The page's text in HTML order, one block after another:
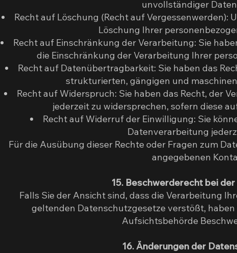
unvollständiger
Recht auf Löschung (Recht auf Vergessenwerden):
Löschung Ihrer
Recht auf Einschränkung der Verarbeitung: Sie
die Einschränkung der Verarbeitung Ihrer
Recht auf Datenübertragbarkeit: Sie haben das
strukturierten, gängigen und
Recht auf Widerspruch: Sie haben das Recht, der
jederzeit zu widersprechen, sofern diese
Recht auf Widerruf der Einwilligung: Sie
Datenverarbeitung
Für die Ausübung dieser Rechte oder Fragen zum
angegebenen
15. Beschwerderecht bei
Falls Sie der Ansicht sind, dass die Verarbeitung
geltenden Datenschutzgesetze verstößt,
Aufsichtsbehörde
16. Änderungen der